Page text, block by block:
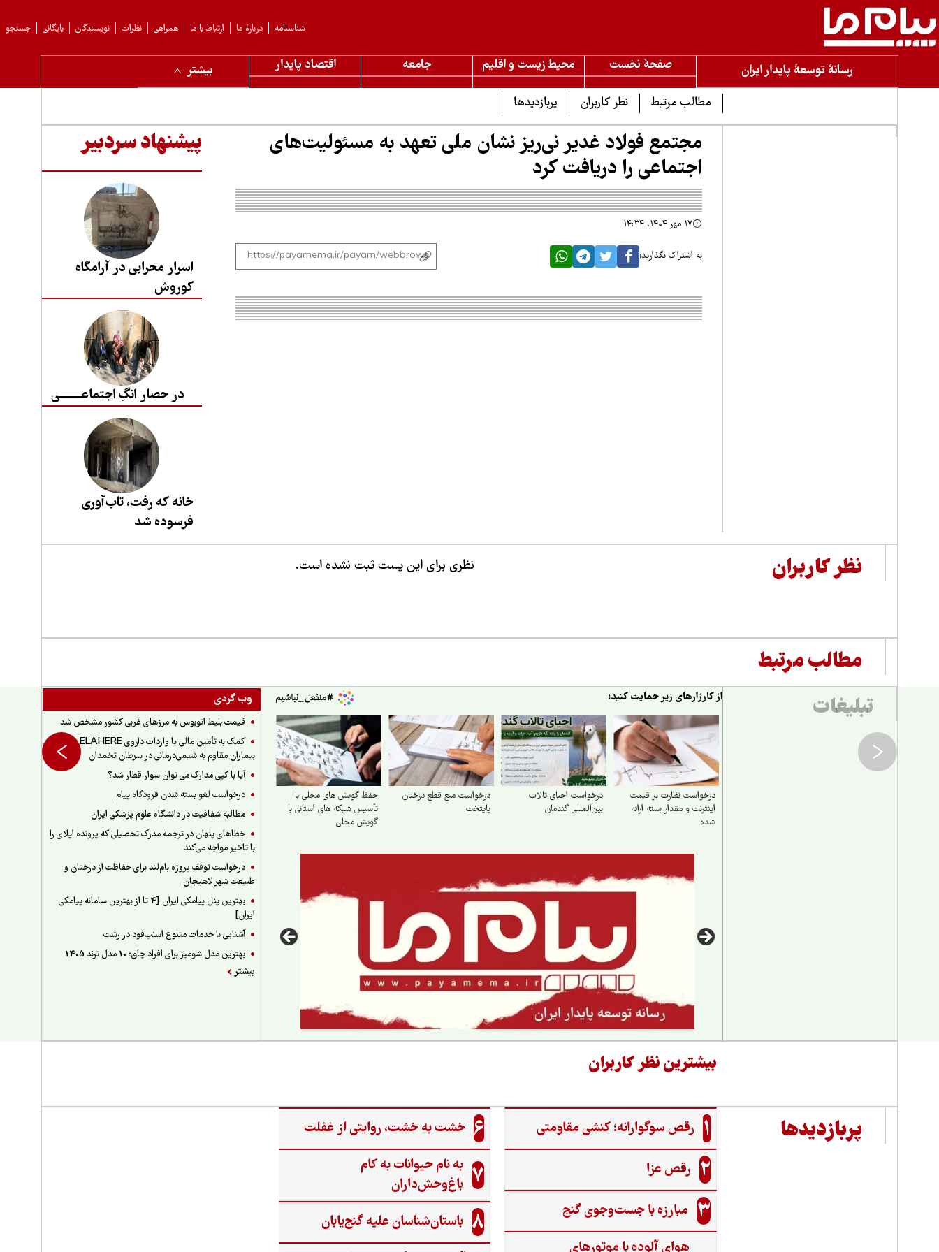
جستجو بایگانی نویسندگان نظرات همراهی ارتباط با ما دربارهٔ ما شناسنامه
رسانۀ توسعۀ پایدار ایران صفحۀ نخست محیط زیست و اقلیم جامعه اقتصاد پایدار
بیشتر
مطالب مرتبط
نظر کاربران پربازدیدها
مجتمع فولاد غدیر نی‌ریز نشان ملی تعهد به مسئولیت‌های
اجتماعی را دریافت کرد
۱۷ مهر ۱۴۰۴، ۱۴:۳۴
به اشتراک بگذارید:
پیشنهاد سردبیر
اسرار محرابی در آرامگاه
کوروش
در حصار انگِ اجتماعــــــــی
خانه که رفت، تاب‌آوری
فرسوده شد
نظر کاربران نظری برای این پست ثبت نشده است.
مطالب مرتبط
تبلیغات
وب گردی
قیمت بلیط اتوبوس به مرزهای غربی کشور مشخص شد
کمک به تأمین مالی یا واردات داروی ELAHERE برای
بیماران مقاوم به شیمی‌درمانی در سرطان تخمدان
آیا با کپی مدارک می توان سوار قطار شد؟
درخواست لغو بسته شدن فرودگاه پیام
مطالبه شفافیت در دانشگاه علوم پزشکی ایران
خطاهای پنهان در ترجمه مدرک تحصیلی که پرونده اپلای را
با تاخیر مواجه می‌کند
درخواست توقف پروژه بام‌لند برای حفاظت از درختان و
طبیعت شهر لاهیجان
بهترین پنل پیامکی ایران [4 تا از بهترین سامانه پیامکی
ایران]
آشنایی با خدمات متنوع اسنپ‌فود در رشت
بهترین مدل شومیز برای افراد چاق؛ 10 مدل ترند 1405
بیشتر
از کارزارهای زیر حمایت کنید:
درخواست نظارت بر قیمت
اینترنت و مقدار بسته ارائه
شده
درخواست احیای تالاب
بین‌المللی گندمان
درخواست منع قطع درختان
پایتخت
حفظ گویش های محلی با
تأسیس شبکه های استانی با
گویش محلی
بیشترین نظر کاربران
پربازدیدها 1 رقص سوگوارانه؛ کنشی مقاومتی
2 رقص عزا
3 مبارزه با جست‌وجوی گنج‌
هوای آلوده با موتورهای
6 خشت به خشت، روایتی از غفلت
7 به نام حیوانات به کام
باغ‌وحش‌داران
8 باستان‌شناسان علیه گنج‌یابان